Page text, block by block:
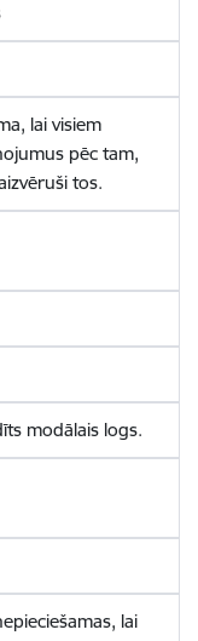
lai visiem
pēc tam,
tos.
modālais logs.
lai